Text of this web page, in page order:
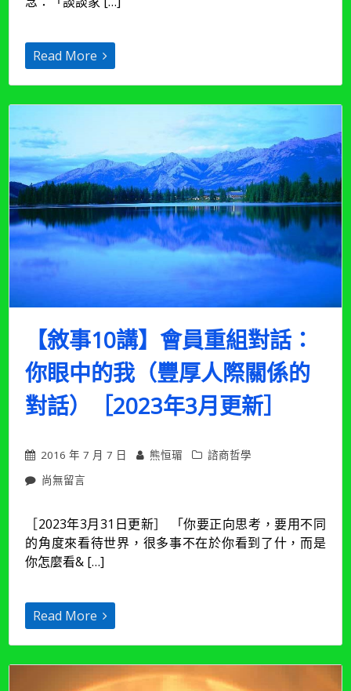
儀
式：
中
傳
的
儀
式
的
意
義
探
討
（2023
3
月
更
新）〉
中
Read More
【敘事10講】會員重組對話：
你眼中的我（豐厚人際關係的
對話）［2023年3月更新］
2016 年 7 月 7 日 熊恒瑂
諮商哲學
在
10
講】
會
組
對
眼
尚無留言
［2023年3月31日更新］ 「你要正向思考，要用不同
的角度來看待世界，很多事不在於你看到了什，而是
你怎麼看& […]
Read More